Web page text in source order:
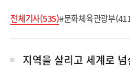
전체기사(535)#문화체육관광부
지역을 살리고 세계로